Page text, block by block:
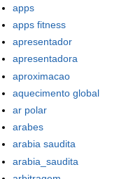
apps
apps fitness
apresentador
apresentadora
aproximacao
aquecimento global
ar polar
arabes
arabia saudita
arabia_saudita